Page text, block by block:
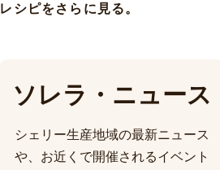
レシピをさらに見る。
ソレラ・ニュース
シェリー生産地域の最新ニュース
や、お近くで開催されるイベント